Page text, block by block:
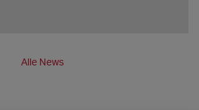
Alle News